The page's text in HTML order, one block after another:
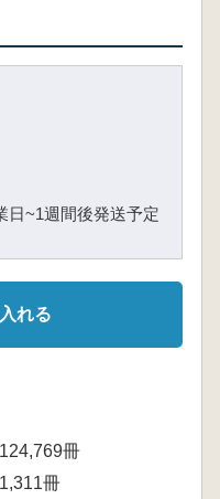
日~1週間後発送予定
れる
冊
冊